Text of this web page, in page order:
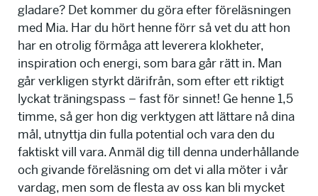
gladare? Det kommer du göra efter föreläsningen
med Mia. Har du hört henne förr så vet du att hon
har en otrolig förmåga att leverera klokheter,
inspiration och energi, som bara går rätt in. Man
går verkligen styrkt därifrån, som efter ett riktigt
lyckat träningspass – fast för sinnet! Ge henne 1,5
timme, så ger hon dig verktygen att lättare nå dina
mål, utnyttja din fulla potential och vara den du
faktiskt vill vara. Anmäl dig till denna underhållande
och givande föreläsning om det vi alla möter i vår
vardag, men som de flesta av oss kan bli mycket